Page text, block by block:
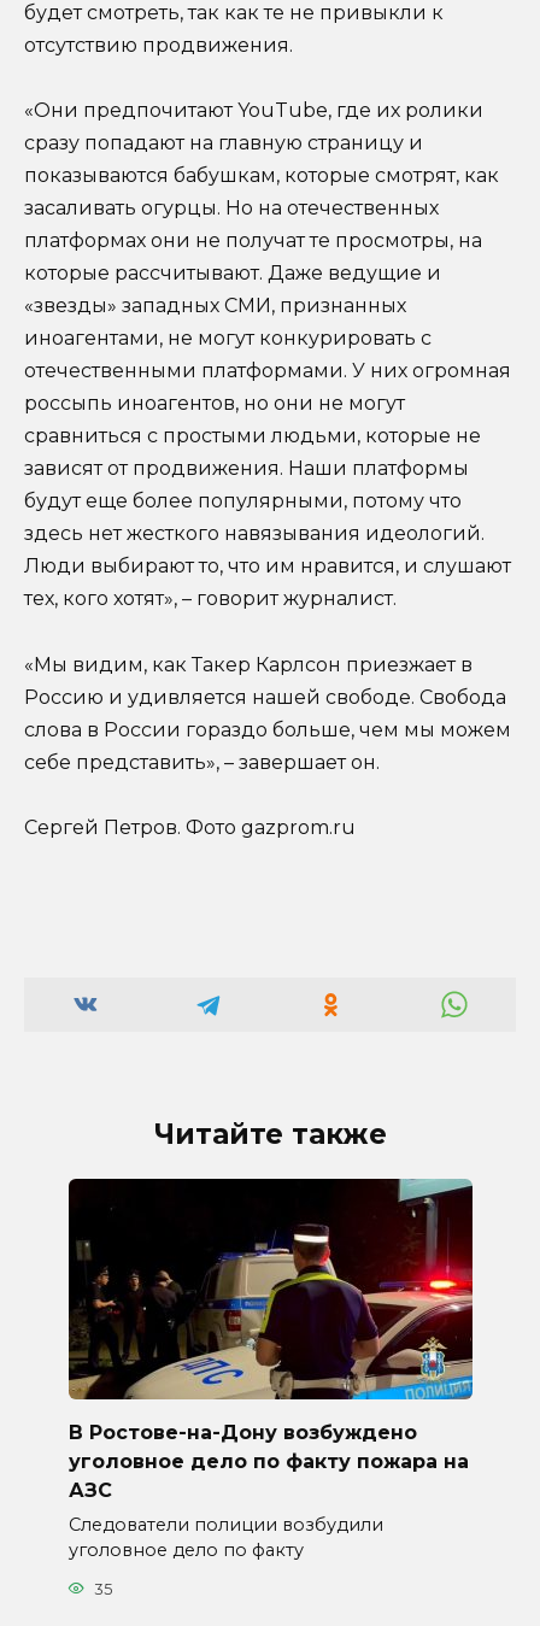
будет смотреть, так как те не привыкли к
отсутствию продвижения.
«Они предпочитают YouTube, где их ролики
сразу попадают на главную страницу и
показываются бабушкам, которые смотрят, как
засаливать огурцы. Но на отечественных
платформах они не получат те просмотры, на
которые рассчитывают. Даже ведущие и
«звезды» западных СМИ, признанных
иноагентами, не могут конкурировать с
отечественными платформами. У них огромная
россыпь иноагентов, но они не могут
сравниться с простыми людьми, которые не
зависят от продвижения. Наши платформы
будут еще более популярными, потому что
здесь нет жесткого навязывания идеологий.
Люди выбирают то, что им нравится, и слушают
тех, кого хотят», – говорит журналист.
«Мы видим, как Такер Карлсон приезжает в
Россию и удивляется нашей свободе. Свобода
слова в России гораздо больше, чем мы можем
себе представить», – завершает он.
Сергей Петров. Фото gazprom.ru
Читайте также
В Ростове-на-Дону возбуждено
уголовное дело по факту пожара на
АЗС
Следователи полиции возбудили
уголовное дело по факту
35